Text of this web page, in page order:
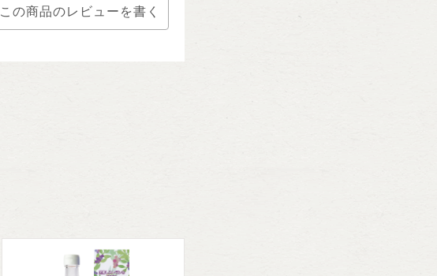
この商品のレビューを書く